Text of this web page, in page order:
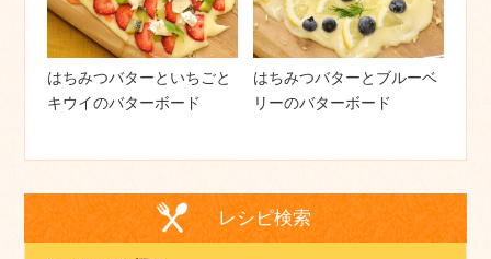
はちみつバターといちごと
キウイのバターボード
はちみつバターとブルーベ
リーのバターボード
レシピ検索